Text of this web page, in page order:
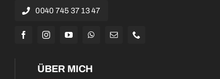
0040 745 37 13 47
ÜBER MICH